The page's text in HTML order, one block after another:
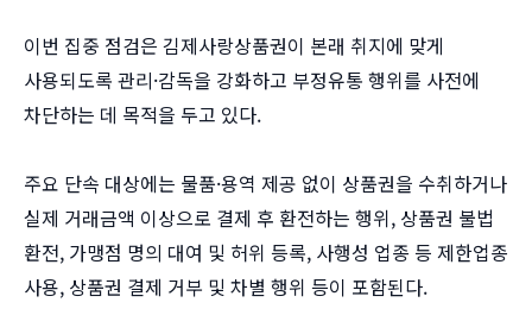
이번 집중 점검은 김제사랑상품권이 본래 취지에 맞게
사용되도록 관리·감독을 강화하고 부정유통 행위를 사전에
차단하는 데 목적을 두고 있다.
주요 단속 대상에는 물품·용역 제공 없이 상품권을 수취하거나
실제 거래금액 이상으로 결제 후 환전하는 행위, 상품권 불법
환전, 가맹점 명의 대여 및 허위 등록, 사행성 업종 등 제한업종
사용, 상품권 결제 거부 및 차별 행위 등이 포함된다.